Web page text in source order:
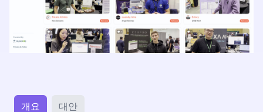
개요 대안